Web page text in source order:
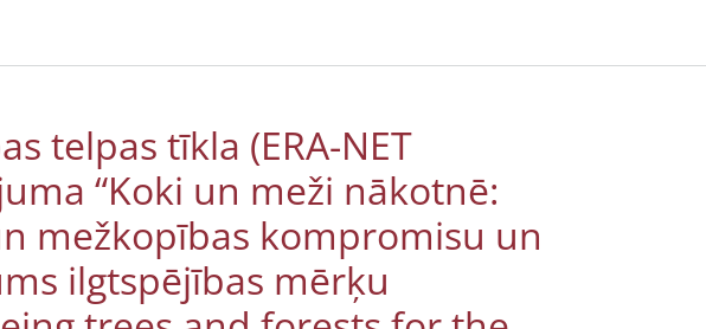
telpas tīkla (ERA-NET
“Koki un meži nākotnē:
mežkopības kompromisu un
ilgtspējības mērķu